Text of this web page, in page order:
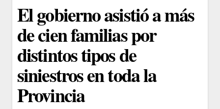
El gobierno asistió a más
de cien familias por
distintos tipos de
siniestros en toda la
Provincia